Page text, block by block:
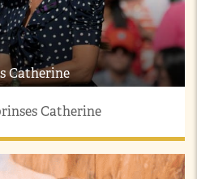
Catherine
Catherine